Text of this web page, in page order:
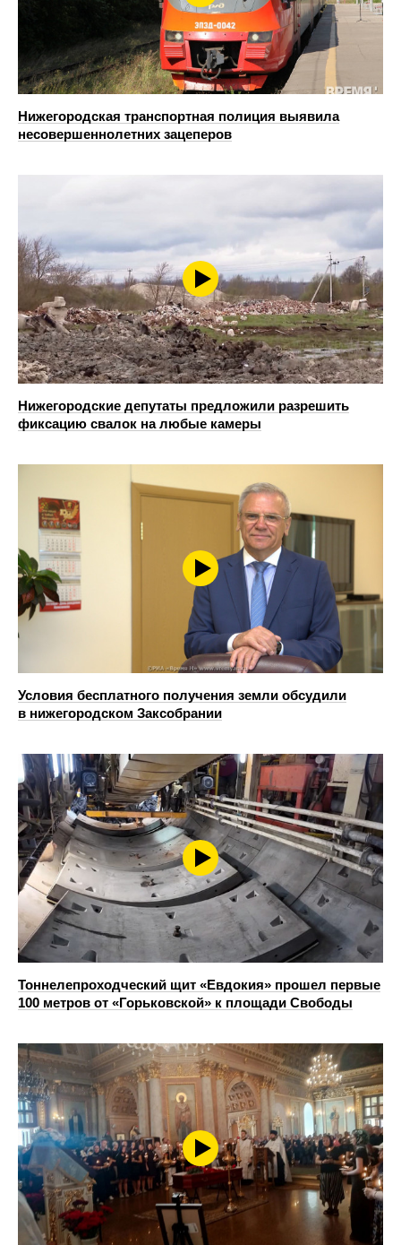
Нижегородская транспортная полиция выявила
несовершеннолетних зацеперов
Нижегородские депутаты предложили разрешить
фиксацию свалок на любые камеры
Условия бесплатного получения земли обсудили
в нижегородском Заксобрании
Тоннелепроходческий щит «Евдокия» прошел первые
100 метров от «Горьковской» к площади Свободы